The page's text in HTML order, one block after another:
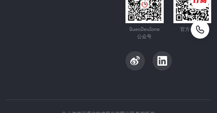
QuecDevZone
公众号
官方公众号